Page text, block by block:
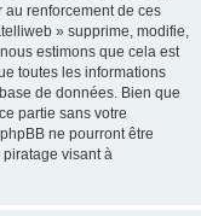
renforcement de ces
» supprime, modifie,
estimons que cela est
toutes les informations
de données. Bien que
partie sans votre
ne pourront être
visant à